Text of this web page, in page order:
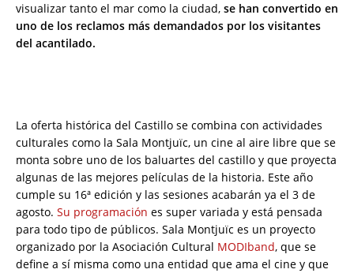
visualizar tanto el mar como la ciudad, se han convertido en
uno de los reclamos más demandados por los visitantes
del acantilado.
La oferta histórica del Castillo se combina con actividades
culturales como la Sala Montjuïc, un cine al aire libre que se
monta sobre uno de los baluartes del castillo y que proyecta
algunas de las mejores películas de la historia. Este año
cumple su 16ª edición y las sesiones acabarán ya el 3 de
agosto. Su programación es super variada y está pensada
para todo tipo de públicos. Sala Montjuïc es un proyecto
organizado por la Asociación Cultural MODIband, que se
define a sí misma como una entidad que ama el cine y que